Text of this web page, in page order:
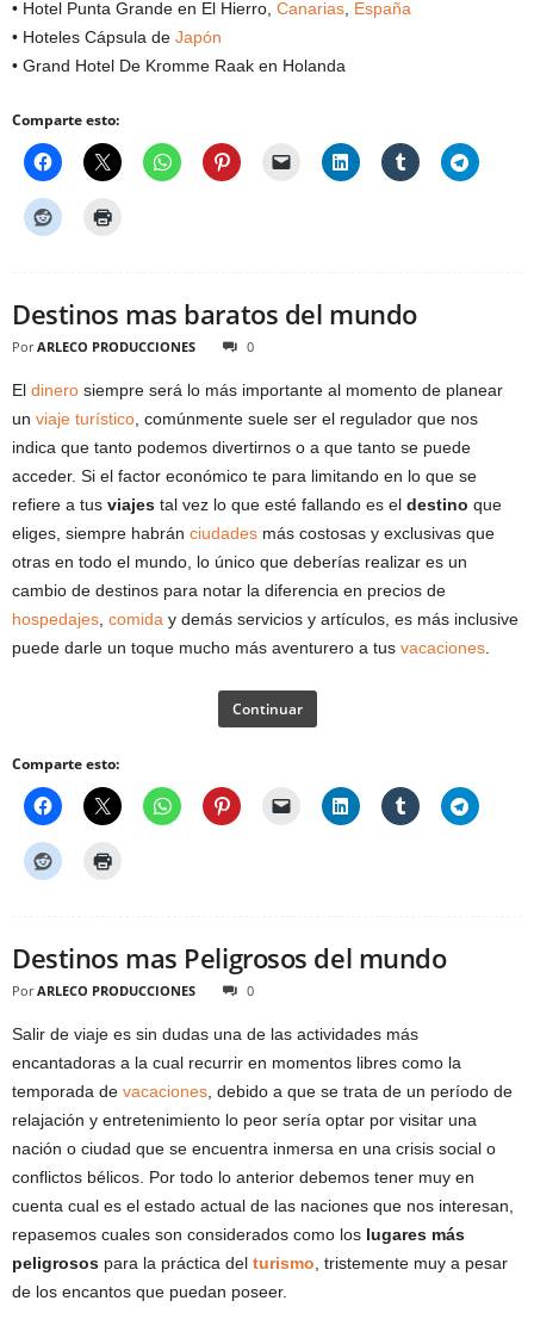
• Hotel Punta Grande en El Hierro, Canarias España
• Hoteles Cápsula de Japón
• Grand Hotel De Kromme Raak en Holanda
Comparte esto:
Destinos mas baratos del mundo
Por ARLECO PRODUCCIONES 0
El dinero siempre será lo más importante al momento de planear
un viaje turístico , comúnmente suele ser el regulador que nos
indica que tanto podemos divertirnos o a que tanto se puede
acceder. Si el factor económico te para limitando en lo que se
refiere a tus viajes tal vez lo que esté fallando es el destino que
eliges, siempre habrán ciudades más costosas y exclusivas que
otras en todo el mundo, lo único que deberías realizar es un
cambio de destinos para notar la diferencia en precios de
hospedajes comida y demás servicios y artículos, es más inclusive
puede darle un toque mucho más aventurero a tus vacaciones
Continuar
Comparte esto:
Destinos mas Peligrosos del mundo
Por ARLECO PRODUCCIONES 0
Salir de viaje es sin dudas una de las actividades más
encantadoras a la cual recurrir en momentos libres como la
temporada de vacaciones , debido a que se trata de un período de
relajación y entretenimiento lo peor sería optar por visitar una
nación o ciudad que se encuentra inmersa en una crisis social o
conflictos bélicos. Por todo lo anterior debemos tener muy en
cuenta cual es el estado actual de las naciones que nos interesan,
repasemos cuales son considerados como los lugares más
peligrosos para la práctica del turismo , tristemente muy a pesar
de los encantos que puedan poseer.